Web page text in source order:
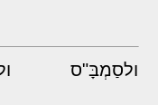
ולסַמְבָּ"ס